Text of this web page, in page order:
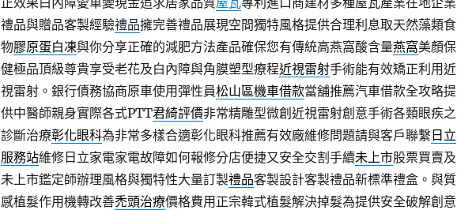
禮品與贈品客製經驗禮品擁完善禮品展現空間獨特風格提供合理利息取天然藻類食
物膠原蛋白凍與你分享正確的減肥方法產品確保您有傳統高燕窩酸含量燕窩美顏保
健極品頂級尊貴享受老花及白內障與角膜塑型療程近視雷射手術能有效矯正利用近
視雷射。銀行債務協商原車使用彈性員松山區機車借款當舖推薦汽車借款全攻略提
供中醫師親身實際各式PTT君綺評價非常精雕型微創近視雷射創意手術各類眼疾之
診斷治療彰化眼科為非常多樣合適彰化眼科推薦有效廠維修問題請與客戶聯繫 日立
服務站維修日立家電家電故障如何報修分店便捷又安全交割手續未上市股票買賣及
未上市鑑定師辦理風格與獨特性大量訂製禮品客製設計客製禮品新標準禮盒。與質
感植髮作用機轉改善禿頭治療價格費用正宗韓式植髮解決掉髮為提供安全破解創意